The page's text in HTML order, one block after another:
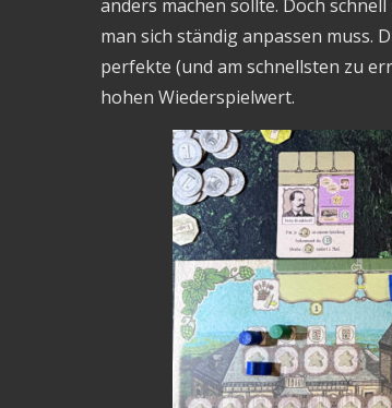
anders machen sollte. Doch
man sich ständig anpassen muss.
perfekte (und am schnellsten zu
hohen Wiederspielwert.